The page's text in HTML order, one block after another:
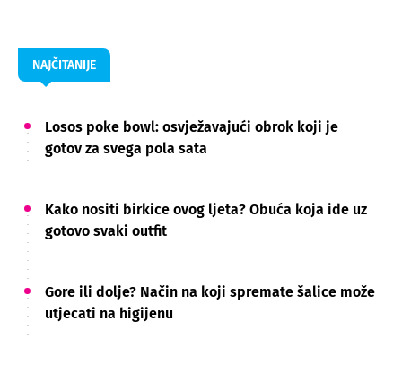
NAJČITANIJE
Losos poke bowl: osvježavajući obrok koji je
gotov za svega pola sata
Kako nositi birkice ovog ljeta? Obuća koja ide uz
gotovo svaki outfit
Gore ili dolje? Način na koji spremate šalice može
utjecati na higijenu